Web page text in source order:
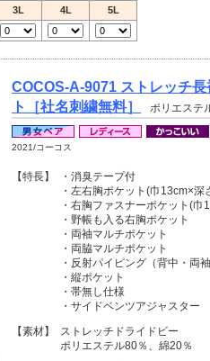
3L 4L 5L
COCOS-A-9071 ストレッチ長
ト［社名刺繍無料］
ポリエステ
2021/コーコス
【特長】
・消臭テープ付
・左右胸ポケット(巾13cm×深
・右胸ファスナーポケット(巾
・野帳も入る右胸ポケット
・両袖マルチポケット
・両脇マルチポケット
・反射パイピング（背中・両袖
・縦ポケット
・帯無し仕様
・サイドベンツアジャスター
【素材】
ストレッチドライドビー
ポリエステル80％、綿20％